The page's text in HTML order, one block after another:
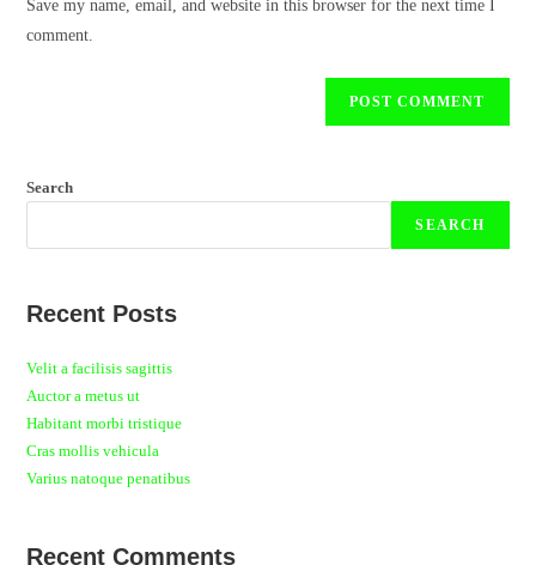
Save my name, email, and website in this browser for the next time I
comment.
Search
SEARCH
Recent Posts
Velit a facilisis sagittis
Auctor a metus ut
Habitant morbi tristique
Cras mollis vehicula
Varius natoque penatibus
Recent Comments